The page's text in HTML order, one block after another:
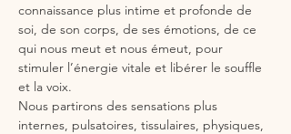
connaissance plus intime et profonde de
soi, de son corps, de ses émotions, de ce
qui nous meut et nous émeut, pour
stimuler l’énergie vitale et libérer le souffle
et la voix.
Nous partirons des sensations plus
internes, pulsatoires, tissulaires, physiques,